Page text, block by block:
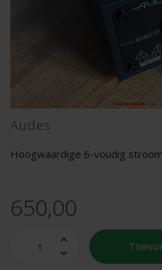
Audes
Hoogwaardige 6-voudig
650,00